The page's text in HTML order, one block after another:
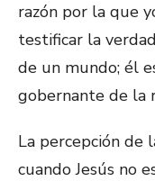
razón por la que
testificar la
de un mundo; él
gobernante de la
La percepción de
cuando Jesús no